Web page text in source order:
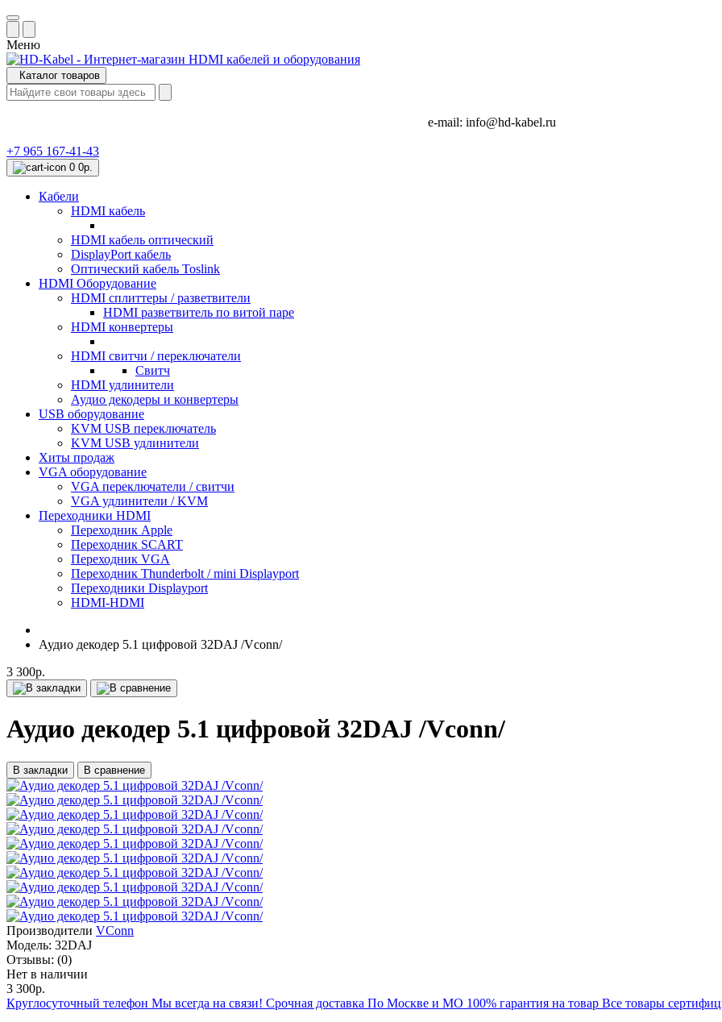
Меню
Каталог товаров
e-mail: info@hd-kabel.ru
+7 965 167-41-43
0 0р.
Кабели
HDMI кабель
HDMI кабель оптический
DisplayPort кабель
Оптический кабель Toslink
HDMI Оборудование
HDMI сплиттеры / разветвители
HDMI разветвитель по витой паре
HDMI конвертеры
HDMI свитчи / переключатели
Свитч
HDMI удлинители
Аудио декодеры и конвертеры
USB оборудование
KVM USB переключатель
KVM USB удлинители
Хиты продаж
VGA оборудование
VGA переключатели / свитчи
VGA удлинители / KVM
Переходники HDMI
Переходник Apple
Переходник SCART
Переходник VGA
Переходник Thunderbolt / mini Displayport
Переходники Displayport
HDMI-HDMI
Аудио декодер 5.1 цифровой 32DAJ /Vconn/
3 300р.
Аудио декодер 5.1 цифровой 32DAJ /Vconn/
В закладки В сравнение
Производители VConn
Модель: 32DAJ
Отзывы: (0)
Нет в наличии
3 300р.
Круглосуточный телефон Мы всегда на связи! Срочная доставка По Москве и МО 100% гарантия на товар Все товары